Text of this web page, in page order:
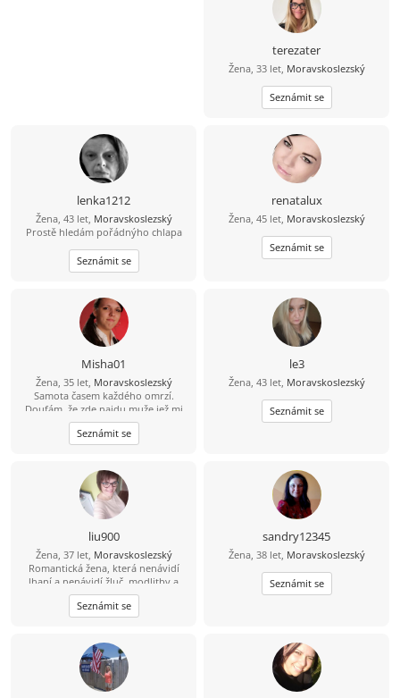
terezater
Žena, 33 let, Moravskoslezský
Seznámit se
lenka1212
Žena, 43 let, Moravskoslezský
Prostě hledám pořádnýho chlapa
Seznámit se
renatalux
Žena, 45 let, Moravskoslezský
Seznámit se
Misha01
Žena, 35 let, Moravskoslezský
Samota časem každého omrzí.
Doufám, že zde najdu muže jež mi
pomuže tu samotu odehnat.
Seznámit se
le3
Žena, 43 let, Moravskoslezský
Seznámit se
liu900
Žena, 37 let, Moravskoslezský
Romantická žena, která nenávidí
lhaní a nenávidí žluč, modlitby a
strach z Boha, tichá a láskyplná,
hledá stabilitu a šťastný život.
Seznámit se
sandry12345
Žena, 38 let, Moravskoslezský
Seznámit se